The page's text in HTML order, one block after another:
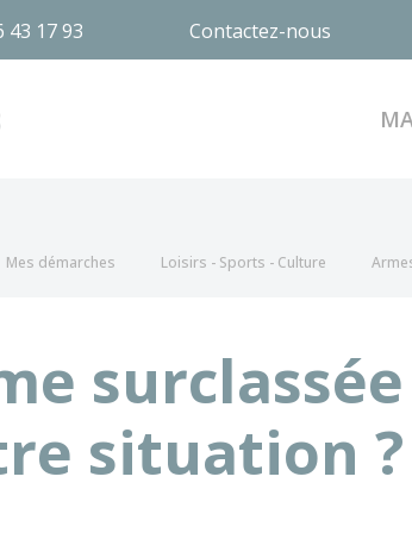
43 17 93 Contactez-nous
Mes démarches Loisirs - Sports - Culture
situation ?